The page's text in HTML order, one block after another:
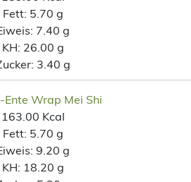
Fett: 5.70 g
7.40 g
KH: 26.00 g
3.40 g
Ente Wrap Mei Shi
163.00 Kcal
Fett: 5.70 g
9.20 g
KH: 18.20 g